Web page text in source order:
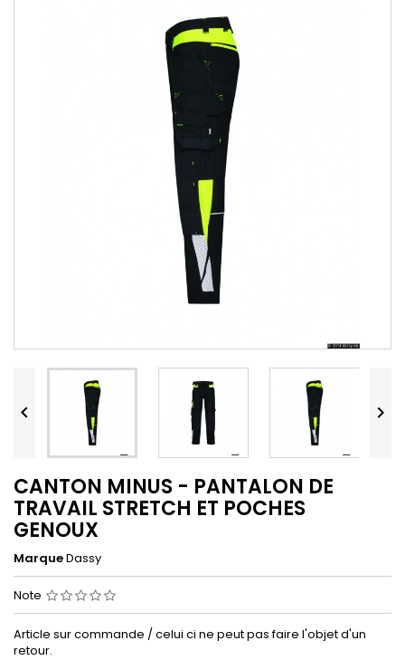
 
CANTON MINUS - PANTALON DE
TRAVAIL STRETCH ET POCHES
GENOUX
MarqueDassy
Note
Article sur commande / celui ci ne peut pas faire l'objet d'un
retour.